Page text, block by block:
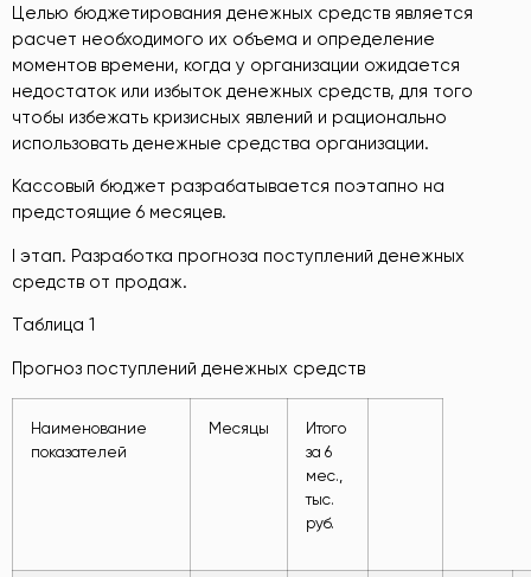
Целью бюджетирования денежных средств является
расчет необходимого их объема и определение
моментов времени, когда у организации ожидается
недостаток или избыток денежных средств, для того
чтобы избежать кризисных явлений и рационально
использовать денежные средства организации.
Кассовый бюджет разрабатывается поэтапно на
предстоящие 6 месяцев.
I этап. Разработка прогноза поступлений денежных
средств от продаж.
Таблица 1
Прогноз поступлений денежных средств
Наименование
показателей
Месяцы
Итого
за 6
мес.,
тыс.
руб.